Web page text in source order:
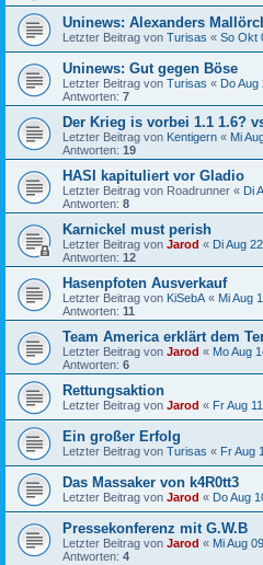
Uninews: Alexanders
Letzter Beitrag von Turisas « So Okt
Uninews: Gut gegen Böse
Letzter Beitrag von Turisas « Do Aug
Antworten: 7
Der Krieg is vorbei 1.1 1.6?
Letzter Beitrag von Kentigern « Mi
Antworten: 19
HASI kapituliert vor Gladio
Letzter Beitrag von Roadrunner « Di
Antworten: 8
Karnickel must perish
Letzter Beitrag von Jarod « Di Aug
Antworten: 12
Hasenpfoten Ausverkauf
Letzter Beitrag von KiSebA « Mi Aug
Antworten: 11
Team America erklärt dem
Letzter Beitrag von Jarod « Mo Aug
Antworten: 6
Rettungsaktion
Letzter Beitrag von Jarod « Fr Aug
Ein großer Erfolg
Letzter Beitrag von Turisas « Fr Aug
Das Massaker von k4R0tt3
Letzter Beitrag von Jarod « Do Aug
Pressekonferenz mit G.W.B
Letzter Beitrag von Jarod « Mi Aug
Antworten: 4